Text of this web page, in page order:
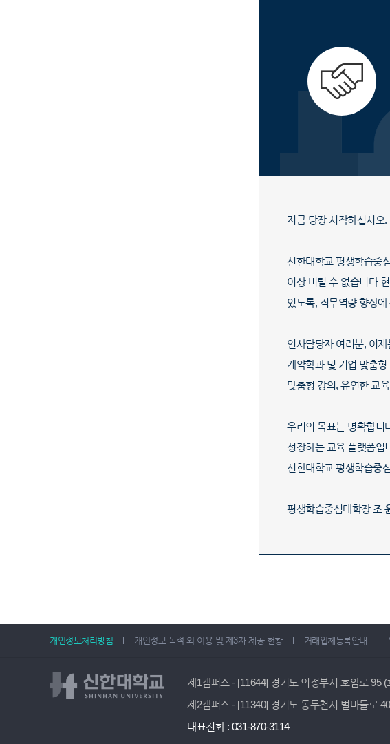
지금 당장 시작하십시오
신한대학교 평생학습중
이상 버틸 수 없습니다
있도록, 직무역량 향상
인사담당자 여러분, 이
계약학과 및 기업 맞춤
맞춤형 강의, 유연한 교
우리의 목표는 명확합니
성장하는 교육 플랫폼입
신한대학교 평생학습중
평생학습중심대학장 조
개인정보처리방침 개인정보 목적 외 이용 및 제3자 제공 현황 거래업체등록안내
제1캠퍼스 - [11644] 경기도 의정부시 호암로 95 (
제2캠퍼스 - [11340] 경기도 동두천시 벌마들로
대표전화 : 031-870-3114